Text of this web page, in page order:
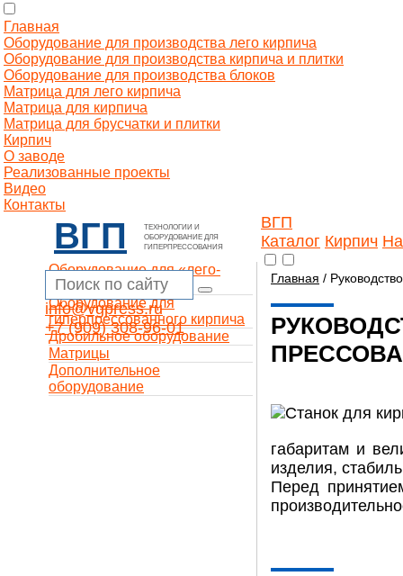
Главная
Оборудование для производства лего кирпича
Оборудование для производства кирпича и плитки
Оборудование для производства блоков
Матрица для лего кирпича
Матрица для кирпича
Матрица для брусчатки и плитки
Кирпич
О заводе
Реализованные проекты
Видео
Контакты
ВГП
ТЕХНОЛОГИИ И
ОБОРУДОВАНИЕ ДЛЯ
ГИПЕРПРЕССОВАНИЯ
ВГП
Каталог Кирпич
info@vgpress.ru
+7 (909) 308-96-01
Оборудование для «лего-
кирпича»
Оборудование для
гиперпрессованного кирпича
Дробильное оборудование
Матрицы
Дополнительное
оборудование
Главная /
габаритам и
изделия,
Перед